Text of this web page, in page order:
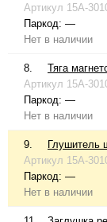
Артикул 15A-
Паркод: —
Нет в наличии
8.
Тяга
Артикул 15A-
Паркод: —
Нет в наличии
9.
Глушитель
Артикул 15A-
Паркод: —
Нет в наличии